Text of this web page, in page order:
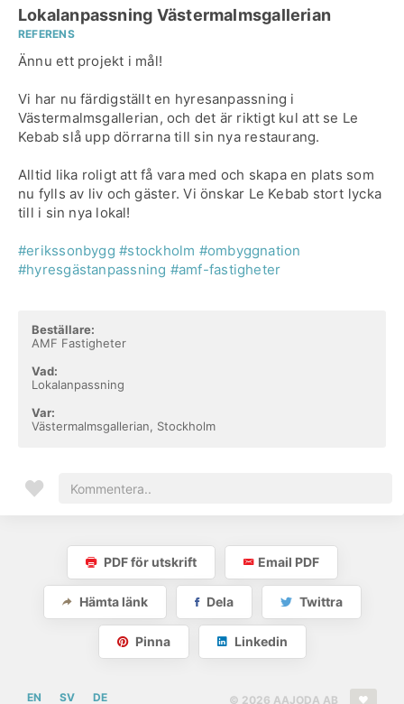
Lokalanpassning Västermalmsgallerian
REFERENS
Ännu ett projekt i mål!
Vi har nu färdigställt en hyresanpassning i
Västermalmsgallerian, och det är riktigt kul att se Le
Kebab slå upp dörrarna till sin nya restaurang.
Alltid lika roligt att få vara med och skapa en plats som
nu fylls av liv och gäster. Vi önskar Le Kebab stort lycka
till i sin nya lokal!
#erikssonbygg #stockholm #ombyggnation
#hyresgästanpassning #amf-fastigheter
Beställare:
AMF Fastigheter
Vad:
Lokalanpassning
Var:
Västermalmsgallerian, Stockholm
PDF för utskrift Email PDF
Hämta länk Dela Twittra
Pinna Linkedin
© 2026 AAJODA AB
EN SV DE